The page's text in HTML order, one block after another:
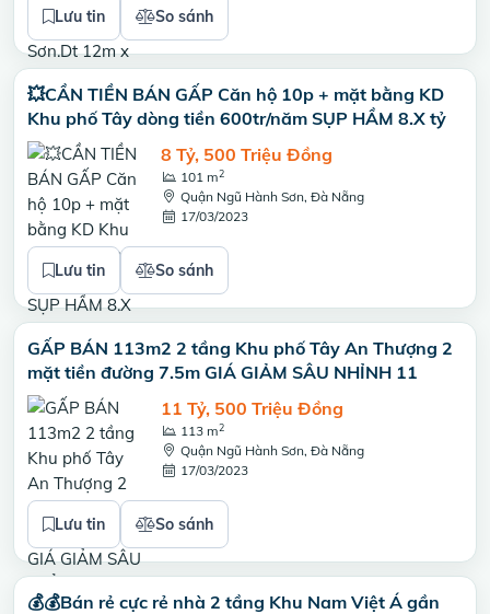
Lưu tin So sánh
💥CẦN TIỀN BÁN GẤP Căn hộ 10p + mặt bằng KD
Khu phố Tây dòng tiền 600tr/năm SỤP HẦM 8.X tỷ
8 Tỷ, 500 Triệu Đồng
101 m2
Quận Ngũ Hành Sơn, Đà Nẵng
17/03/2023
Lưu tin So sánh
GẤP BÁN 113m2 2 tầng Khu phố Tây An Thượng 2
mặt tiền đường 7.5m GIÁ GIẢM SÂU NHỈNH 11
11 Tỷ, 500 Triệu Đồng
113 m2
Quận Ngũ Hành Sơn, Đà Nẵng
17/03/2023
Lưu tin So sánh
💰💰Bán rẻ cực rẻ nhà 2 tầng Khu Nam Việt Á gần